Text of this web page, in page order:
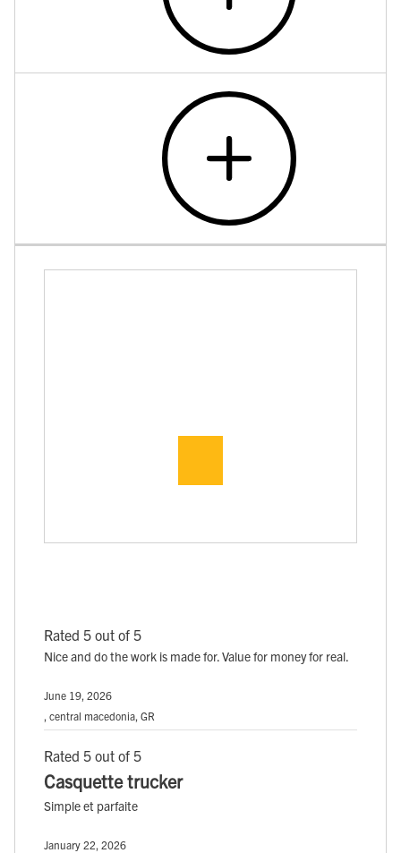
Rated 5 out of 5
Nice and do the work is made for. Value for money for real.
June 19, 2026
, central macedonia, GR
Rated 5 out of 5
Casquette trucker
Simple et parfaite
January 22, 2026